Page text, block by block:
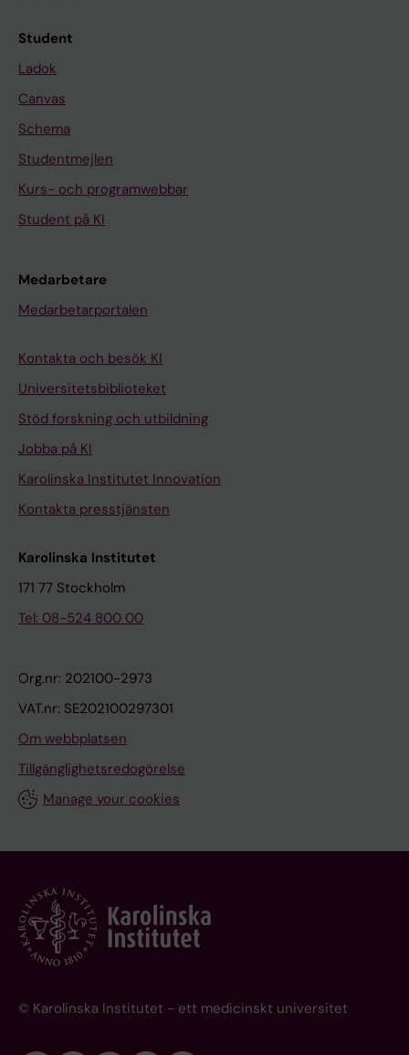
Student
Ladok
Canvas
Schema
Studentmejlen
Kurs- och programwebbar
Student på KI
Medarbetare
Medarbetarportalen
Kontakta och besök KI
Universitetsbiblioteket
Stöd forskning och utbildning
Jobba på KI
Karolinska Institutet Innovation
Kontakta presstjänsten
Karolinska Institutet
171 77 Stockholm
Tel: 08-524 800 00
Org.nr: 202100-2973
VAT.nr: SE202100297301
Om webbplatsen
Tillgänglighetsredogörelse
Manage your cookies
© Karolinska Institutet - ett medicinskt universitet